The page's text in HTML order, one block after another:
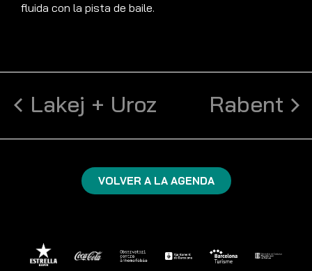
fluida con la pista de baile.
Lakej + Uroz Rabent
VOLVER A LA AGENDA